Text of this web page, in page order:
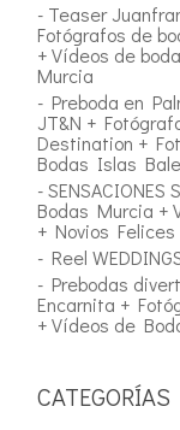
- Teaser
Fotógrafos de
+ Vídeos de
Murcia
- Preboda en
JT&N +
Destination +
Bodas Islas
- SENSACIONES
Bodas Murcia +
+ Novios Felices
- Reel
- Prebodas
Encarnita +
+ Vídeos de
CATEGORÍAS